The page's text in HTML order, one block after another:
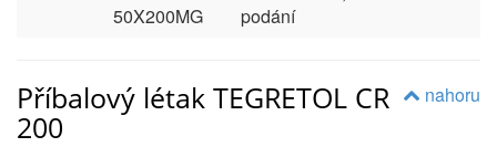
50X200MG
podání
nahoru
Příbalový létak TEGRETOL CR
200